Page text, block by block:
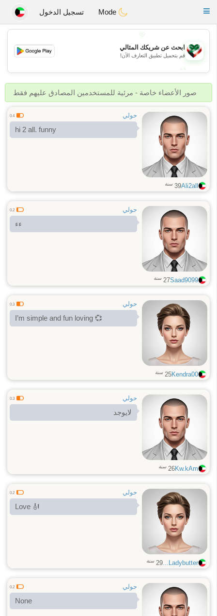
KuwaitChat
Toggle
تسجيل الدخول
💖
💕
ابحث عن شريكك المثالي
قم بتحميل تطبيق التعارف الآن!
صور الأعضاء خاصة - مرئية للمستخدمين المصادق عليهم فقط
حولي 0.4
hi 2 all. funny
Ali2all
39 سنة
حولي 0.2
ءء
Saad9099
27 سنة
حولي 0.3
I’m simple and fun loving 💞
Kendra00
25 سنة
حولي 0.3
لايوجد
Kw.kAm
26 سنة
حولي 0.2
Love 🎻
Ladybutter...
29 سنة
حولي 0.2
None